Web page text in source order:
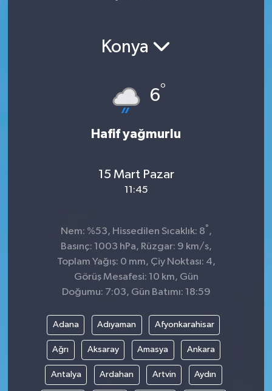
Konya
6°
Hafif yağmurlu
15 Mart Pazar
11:45
Nem: %53, Hissedilen Sıcaklık: 8° ,
Basınç: 1003 hPa, Rüzgar: 9 km/s,
Toplam Yağış: 0 mm, Çiy Noktası: 4,
Görüş Mesafesi: 10 km, Gün
Doğumu: 7:03, Gün Batımı: 18:59
Adana Adıyaman Afyonkarahisar
Ağrı Aksaray Amasya Ankara
Antalya Ardahan Artvin Aydın